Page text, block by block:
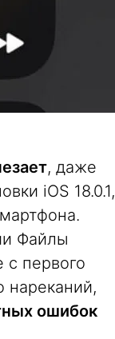
, даже
iOS 18.0.1,
Файлы
с первого
нареканий,
ошибок